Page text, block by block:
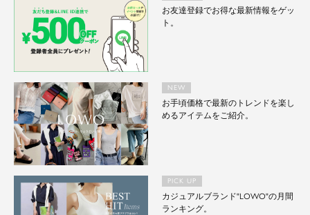
お友達登録でお得な最新情報をゲッ
ト。
NEW
お手頃価格で最新のトレンドを楽し
めるアイテムをご紹介。
PICK UP
カジュアルブランド"LOWO"の月間
ランキング。